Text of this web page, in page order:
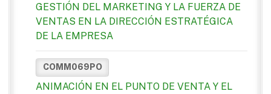
GESTIÓN DEL MARKETING Y LA FUERZA DE
VENTAS EN LA DIRECCIÓN ESTRATÉGICA
DE LA EMPRESA
COMM069PO
ANIMACIÓN EN EL PUNTO DE VENTA Y EL